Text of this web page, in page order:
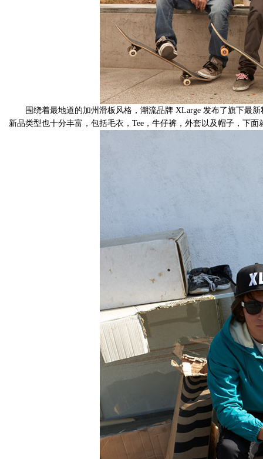
围绕着最地道的加州滑板风格，潮流品牌 XLarge 发布了旗下最
新品类型也十分丰富，包括毛衣，Tee，牛仔裤，外套以及帽子，下